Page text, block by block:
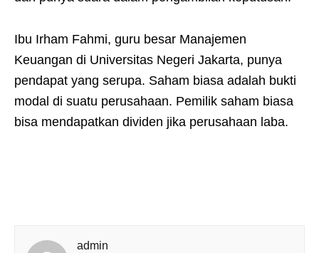
Ibu Irham Fahmi, guru besar Manajemen
Keuangan di Universitas Negeri Jakarta, punya
pendapat yang serupa. Saham biasa adalah bukti
modal di suatu perusahaan. Pemilik saham biasa
bisa mendapatkan dividen jika perusahaan laba.
admin